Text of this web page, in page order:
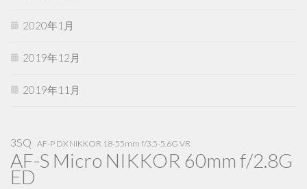
2020年1月
2019年12月
2019年11月
3SQ AF-P DX NIKKOR 18-55mm f/3.5-5.6G VR
AF-S Micro NIKKOR 60mm f/2.8G
ED